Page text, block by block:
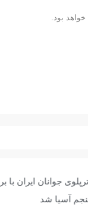
بود.
برتری برابر